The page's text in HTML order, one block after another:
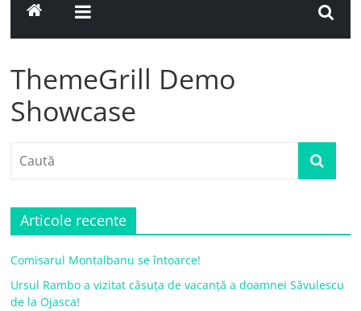
ThemeGrill Demo
Showcase
Articole recente
Comisarul Montalbanu se întoarce!
Ursul Rambo a vizitat căsuța de vacanță a doamnei Săvulescu
de la Ojasca!